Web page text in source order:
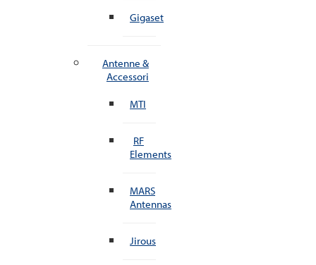
Gigaset
Antenne &
Accessori
MTI
RF
Elements
MARS
Antennas
Jirous